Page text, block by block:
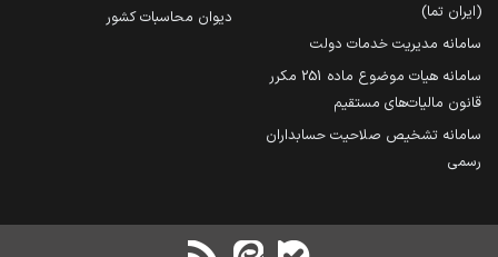
(ایران تما)
سامانه مدیریت خدمات دولت
سامانه هیات موضوع ماده 251 مکرر
قانون مالیات‌های مستقیم
سامانه تشخیص صلاحیت حسابداران
رسمی
دیوان محاسبات کشور